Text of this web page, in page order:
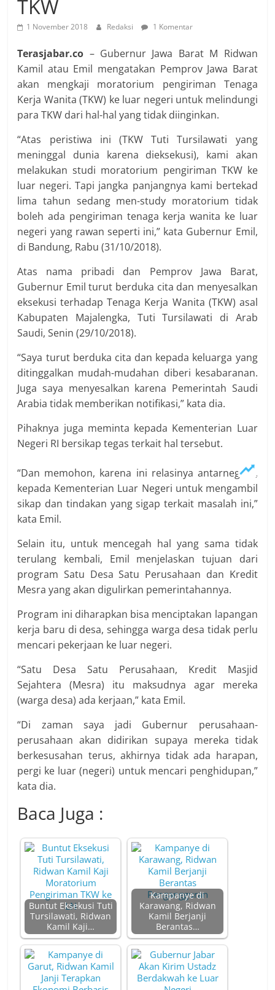
TKW
1 November 2018 Redaksi 1 Komentar
Terasjabar.co – Gubernur Jawa Barat M Ridwan
Kamil atau Emil mengatakan Pemprov Jawa Barat
akan mengkaji moratorium pengiriman Tenaga
Kerja Wanita (TKW) ke luar negeri untuk melindungi
para TKW dari hal-hal yang tidak diinginkan.
“Atas peristiwa ini (TKW Tuti Tursilawati yang
meninggal dunia karena dieksekusi), kami akan
melakukan studi moratorium pengiriman TKW ke
luar negeri. Tapi jangka panjangnya kami bertekad
lima tahun sedang men-study moratorium tidak
boleh ada pengiriman tenaga kerja wanita ke luar
negeri yang rawan seperti ini,” kata Gubernur Emil,
di Bandung, Rabu (31/10/2018).
Atas nama pribadi dan Pemprov Jawa Barat,
Gubernur Emil turut berduka cita dan menyesalkan
eksekusi terhadap Tenaga Kerja Wanita (TKW) asal
Kabupaten Majalengka, Tuti Tursilawati di Arab
Saudi, Senin (29/10/2018).
“Saya turut berduka cita dan kepada keluarga yang
ditinggalkan mudah-mudahan diberi kesabaranan.
Juga saya menyesalkan karena Pemerintah Saudi
Arabia tidak memberikan notifikasi,” kata dia.
Pihaknya juga meminta kepada Kementerian Luar
Negeri RI bersikap tegas terkait hal tersebut.
“Dan memohon, karena ini relasinya antarnegara,
kepada Kementerian Luar Negeri untuk mengambil
sikap dan tindakan yang sigap terkait masalah ini,”
kata Emil.
Selain itu, untuk mencegah hal yang sama tidak
terulang kembali, Emil menjelaskan tujuan dari
program Satu Desa Satu Perusahaan dan Kredit
Mesra yang akan digulirkan pemerintahannya.
Program ini diharapkan bisa menciptakan lapangan
kerja baru di desa, sehingga warga desa tidak perlu
mencari pekerjaan ke luar negeri.
“Satu Desa Satu Perusahaan, Kredit Masjid
Sejahtera (Mesra) itu maksudnya agar mereka
(warga desa) ada kerjaan,” kata Emil.
“Di zaman saya jadi Gubernur perusahaan-
perusahaan akan didirikan supaya mereka tidak
berkesusahan terus, akhirnya tidak ada harapan,
pergi ke luar (negeri) untuk mencari penghidupan,”
kata dia.
Baca Juga :
Buntut Eksekusi Tuti
Tursilawati, Ridwan
Kamil Kaji…
Kampanye di
Karawang, Ridwan
Kamil Berjanji
Berantas…